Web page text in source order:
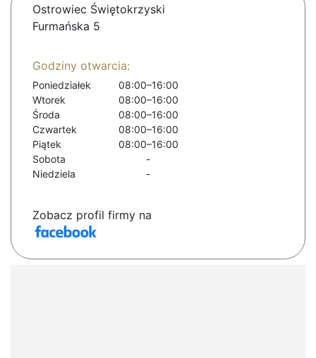
Ostrowiec Świętokrzyski
Furmańska 5
Godziny otwarcia:
Poniedziałek
08:00–16:00
Wtorek
08:00–16:00
Środa
08:00–16:00
Czwartek
08:00–16:00
Piątek
08:00–16:00
Sobota
-
Niedziela
-
Zobacz profil firmy na